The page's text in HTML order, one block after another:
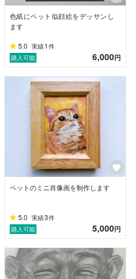
色紙にペット似顔絵をデッサンし
ます
5.0 実績1 件
購入可能
6,000円
ペットのミニ肖像画を制作します
5.0 実績3件
購入可能
5,000円